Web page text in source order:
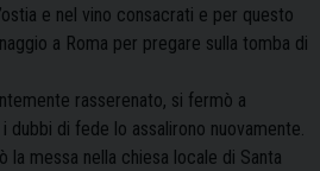
e nel vino consacrati e per questo
a Roma per pregare sulla tomba di
rasserenato, si fermò a
dubbi di fede lo assalirono nuovamente.
la messa nella chiesa locale di Santa